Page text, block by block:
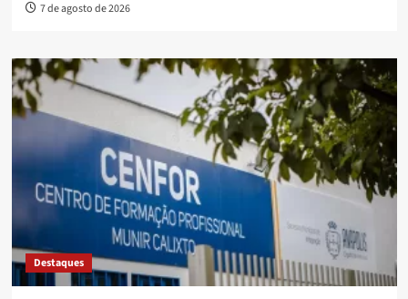
7 de agosto de 2026
Destaques